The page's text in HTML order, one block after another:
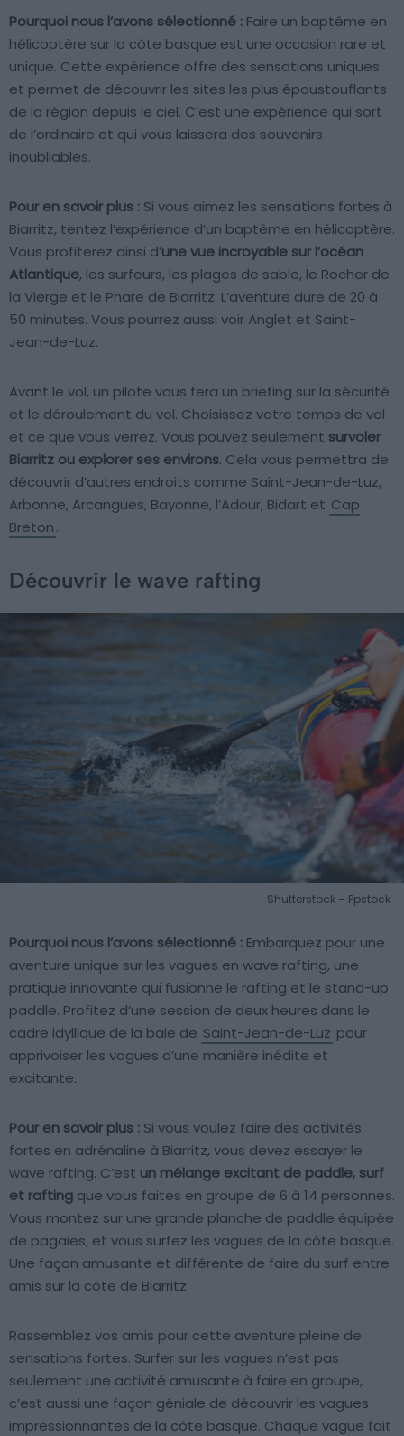
Pourquoi nous l’avons sélectionné : Faire un baptême en
hélicoptère sur la côte basque est une occasion rare et
unique. Cette expérience offre des sensations uniques
et permet de découvrir les sites les plus époustouflants
de la région depuis le ciel. C’est une expérience qui sort
de l’ordinaire et qui vous laissera des souvenirs
inoubliables.
Pour en savoir plus : Si vous aimez les sensations fortes à
Biarritz, tentez l’expérience d’un baptême en hélicoptère.
Vous profiterez ainsi d’une vue incroyable sur l’océan
Atlantique, les surfeurs, les plages de sable, le Rocher de
la Vierge et le Phare de Biarritz. L’aventure dure de 20 à
50 minutes. Vous pourrez aussi voir Anglet et Saint-
Jean-de-Luz.
Avant le vol, un pilote vous fera un briefing sur la sécurité
et le déroulement du vol. Choisissez votre temps de vol
et ce que vous verrez. Vous pouvez seulement survoler
Biarritz ou explorer ses environs. Cela vous permettra de
découvrir d’autres endroits comme Saint-Jean-de-Luz,
Arbonne, Arcangues, Bayonne, l’Adour, Bidart et Cap
Breton.
Découvrir le wave rafting
Shutterstock – Ppstock
Pourquoi nous l’avons sélectionné : Embarquez pour une
aventure unique sur les vagues en wave rafting, une
pratique innovante qui fusionne le rafting et le stand-up
paddle. Profitez d’une session de deux heures dans le
cadre idyllique de la baie de Saint-Jean-de-Luz pour
apprivoiser les vagues d’une manière inédite et
excitante.
Pour en savoir plus : Si vous voulez faire des activités
fortes en adrénaline à Biarritz, vous devez essayer le
wave rafting. C’est un mélange excitant de paddle, surf
et rafting que vous faites en groupe de 6 à 14 personnes.
Vous montez sur une grande planche de paddle équipée
de pagaies, et vous surfez les vagues de la côte basque.
Une façon amusante et différente de faire du surf entre
amis sur la côte de Biarritz.
Rassemblez vos amis pour cette aventure pleine de
sensations fortes. Surfer sur les vagues n’est pas
seulement une activité amusante à faire en groupe,
c’est aussi une façon géniale de découvrir les vagues
impressionnantes de la côte basque. Chaque vague fait